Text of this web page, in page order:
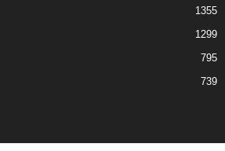
1355
1299
795
739